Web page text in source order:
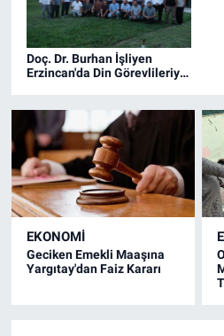
Doç. Dr. Burhan İşliyen
Erzincan'da Din Görevlileriyle
EKONOMİ
Geciken Emekli Maaşına
Yargıtay'dan Faiz Kararı